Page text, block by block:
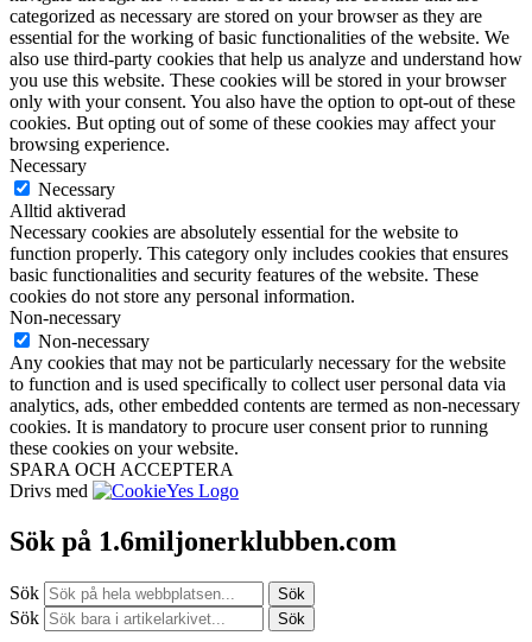
categorized as necessary are stored on your browser as they are
essential for the working of basic functionalities of the website. We
also use third-party cookies that help us analyze and understand how
you use this website. These cookies will be stored in your browser
only with your consent. You also have the option to opt-out of these
cookies. But opting out of some of these cookies may affect your
browsing experience.
Necessary
Necessary
Alltid aktiverad
Necessary cookies are absolutely essential for the website to
function properly. This category only includes cookies that ensures
basic functionalities and security features of the website. These
cookies do not store any personal information.
Non-necessary
Non-necessary
Any cookies that may not be particularly necessary for the website
to function and is used specifically to collect user personal data via
analytics, ads, other embedded contents are termed as non-necessary
cookies. It is mandatory to procure user consent prior to running
these cookies on your website.
SPARA OCH ACCEPTERA
Drivs med
Sök på 1.6miljonerklubben.com
Sök Sök
Sök Sök